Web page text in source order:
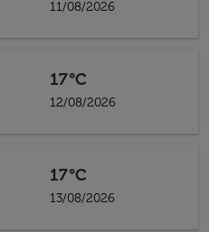
11/08/2026
17°C
12/08/2026
17°C
13/08/2026